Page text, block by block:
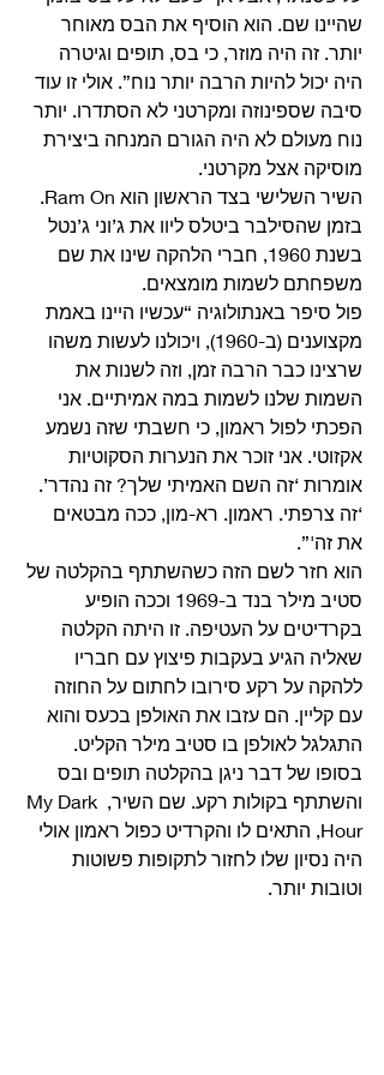
שהיינו שם. הוא הוסיף את הבס מאוחר
יותר. זה היה מוזר, כי בס, תופים וגיטרה
היה יכול להיות הרבה יותר נוח”. אולי זו עוד
סיבה שספינוזה ומקרטני לא הסתדרו. יותר
נוח מעולם לא היה הגורם המנחה ביצירת
מוסיקה אצל מקרטני.
השיר השלישי בצד הראשון הוא Ram On.
בזמן שהסילבר ביטלס ליוו את ג’וני ג’נטל
בשנת 1960, חברי הלהקה שינו את שם
משפחתם לשמות מומצאים.
פול סיפר באנתולוגיה “עכשיו היינו באמת
מקצוענים (ב-1960), ויכולנו לעשות משהו
שרצינו כבר הרבה זמן, וזה לשנות את
השמות שלנו לשמות במה אמיתיים. אני
הפכתי לפול ראמון, כי חשבתי שזה נשמע
אקזוטי. אני זוכר את הנערות הסקוטיות
אומרות ‘זה השם האמיתי שלך? זה נהדר’.
‘זה צרפתי. ראמון. רא-מון, ככה מבטאים
את זה'”.
הוא חזר לשם הזה כשהשתתף בהקלטה של
סטיב מילר בנד ב-1969 וככה הופיע
בקרדיטים על העטיפה. זו היתה הקלטה
שאליה הגיע בעקבות פיצוץ עם חבריו
ללהקה על רקע סירובו לחתום על החוזה
עם קליין. הם עזבו את האולפן בכעס והוא
התגלגל לאולפן בו סטיב מילר הקליט.
בסופו של דבר ניגן בהקלטה תופים ובס
והשתתף בקולות רקע. שם השיר, My Dark
Hour, התאים לו והקרדיט כפול ראמון אולי
היה נסיון שלו לחזור לתקופות פשוטות
וטובות יותר.